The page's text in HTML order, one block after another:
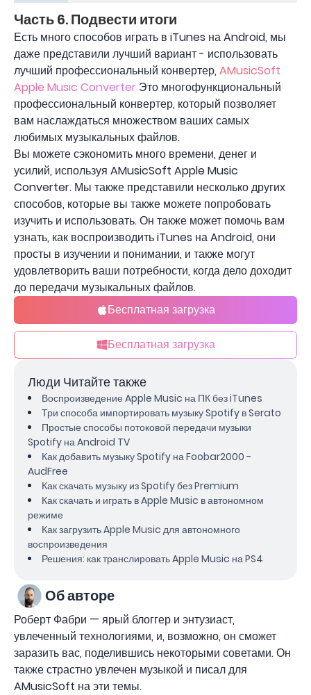
Часть 6. Подвести итоги
Есть много способов играть в iTunes на Android, мы
даже представили лучший вариант - использовать
лучший профессиональный конвертер, AMusicSoft
Apple Music Converter Это многофункциональный
профессиональный конвертер, который позволяет
вам наслаждаться множеством ваших самых
любимых музыкальных файлов.
Вы можете сэкономить много времени, денег и
усилий, используя AMusicSoft Apple Music
Converter. Мы также представили несколько других
способов, которые вы также можете попробовать
изучить и использовать. Он также может помочь вам
узнать, как воспроизводить iTunes на Android, они
просты в изучении и понимании, и также могут
удовлетворить ваши потребности, когда дело доходит
до передачи музыкальных файлов.
Бесплатная загрузка
Бесплатная загрузка
Люди Читайте также
Воспроизведение Apple Music на ПК без iTunes
Три способа импортировать музыку Spotify в Serato
Простые способы потоковой передачи музыки
Spotify на Android TV
Как добавить музыку Spotify на Foobar2000 -
AudFree
Как скачать музыку из Spotify без Premium
Как скачать и играть в Apple Music в автономном
режиме
Как загрузить Apple Music для автономного
воспроизведения
Решения: как транслировать Apple Music на PS4
Об авторе
Роберт Фабри — ярый блоггер и энтузиаст,
увлеченный технологиями, и, возможно, он сможет
заразить вас, поделившись некоторыми советами. Он
также страстно увлечен музыкой и писал для
AMusicSoft на эти темы.